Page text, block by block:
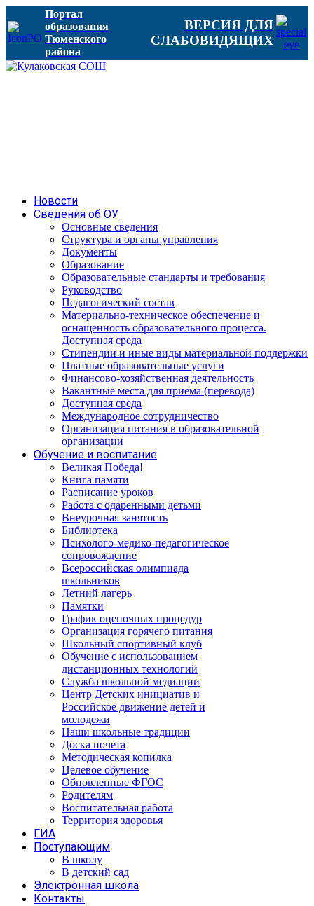
Портал
образования
Тюменского
района
ВЕРСИЯ ДЛЯ
СЛАБОВИДЯЩИХ
Новости
Сведения об ОУ
Основные сведения
Структура и органы управления
Документы
Образование
Образовательные стандарты и требования
Руководство
Педагогический состав
Материально-техническое обеспечение и
оснащенность образовательного процесса.
Доступная среда
Стипендии и иные виды материальной поддержки
Платные образовательные услуги
Финансово-хозяйственная деятельность
Вакантные места для приема (перевода)
Доступная среда
Международное сотрудничество
Организация питания в образовательной
организации
Обучение и воспитание
Великая Победа!
Книга памяти
Расписание уроков
Работа с одаренными детьми
Внеурочная занятость
Библиотека
Психолого-медико-педагогическое
сопровождение
Всероссийская олимпиада
школьников
Летний лагерь
Памятки
График оценочных процедур
Организация горячего питания
Школьный спортивный клуб
Обучение с использованием
дистанционных технологий
Служба школьной медиации
Центр Детских инициатив и
Российское движение детей и
молодежи
Наши школьные традиции
Доска почета
Методическая копилка
Целевое обучение
Обновленные ФГОС
Родителям
Воспитательная работа
Территория здоровья
ГИА
Поступающим
В школу
В детский сад
Электронная школа
Контакты